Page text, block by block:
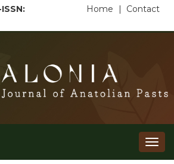
Contact
Home |